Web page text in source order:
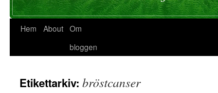
Hem About Om
bloggen
Etikettarkiv: bröstcanser